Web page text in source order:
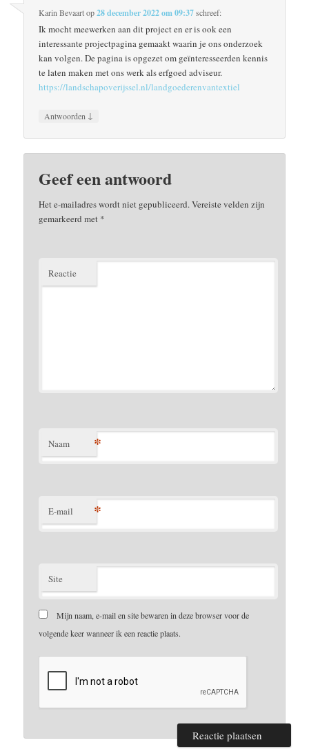
Karin Bevaartop28 december 2022 om 09:37schreef:
Ik mocht meewerken aan dit project en er is ook een
interessante projectpagina gemaakt waarin je ons onderzoek
kan volgen. De pagina is opgezet om geïnteresseerden kennis
te laten maken met ons werk als erfgoed adviseur.
https://landschapoverijssel.nl/landgoederenvantextiel
Antwoorden ↓
Geef een antwoord
Het e-mailadres wordt niet gepubliceerd.Vereiste velden zijn
gemarkeerd met *
Reactie
Naam *
E-mail *
Site
Mijn naam, e-mail en site bewaren in deze browser voor de
volgende keer wanneer ik een reactie plaats.